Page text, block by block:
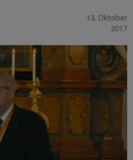
13. Oktober
2017